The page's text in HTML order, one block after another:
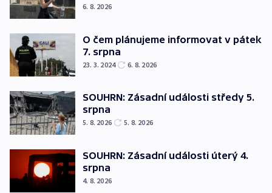
6. 8. 2026
O čem plánujeme informovat v pátek
7. srpna
23. 3. 2024 6. 8. 2026
SOUHRN: Zásadní události středy 5.
srpna
5. 8. 2026 5. 8. 2026
SOUHRN: Zásadní události úterý 4.
srpna
4. 8. 2026